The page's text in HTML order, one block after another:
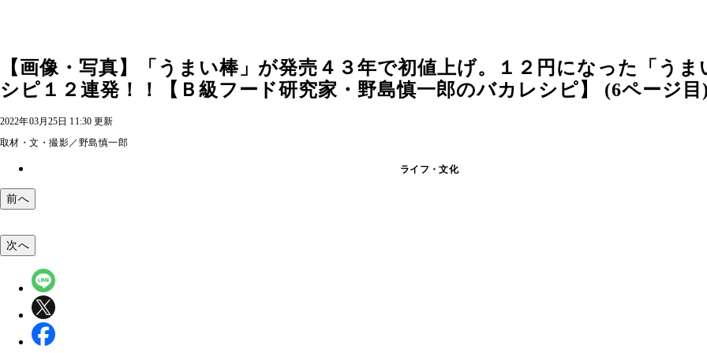
【画像・写真】「うまい棒」が発売４３年で初値上げ。１２円になった「うま
シピ１２連発！！【Ｂ級フード研究家・野島慎一郎のバカレシピ】 (6ページ目)
2022年03月25日 11:30 更新
取材・文・撮影／野島慎一郎
ライフ・文化
前へ
次へ